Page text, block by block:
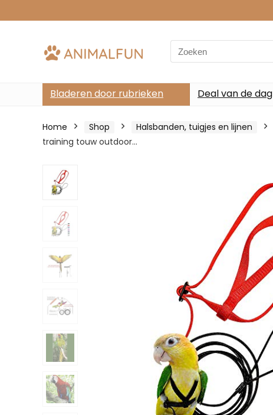
Search
for:
Bladeren door rubrieken Deal van de dag
Home Shop Halsbanden, tuigjes en lijnen
training touw outdoor…